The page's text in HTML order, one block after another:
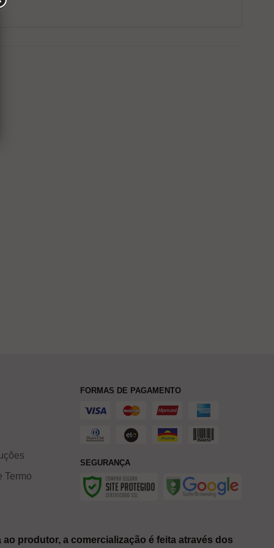
Termo
FORMAS DE PAGAMENTO
SEGURANÇA
produtor, a comercialização é feita através dos